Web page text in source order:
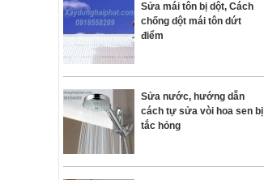
Sửa mái tôn bị dột, Cách
chống dột mái tôn dứt
điểm
Sửa nước, hướng dẫn
cách tự sửa vòi hoa sen bị
tắc hỏng